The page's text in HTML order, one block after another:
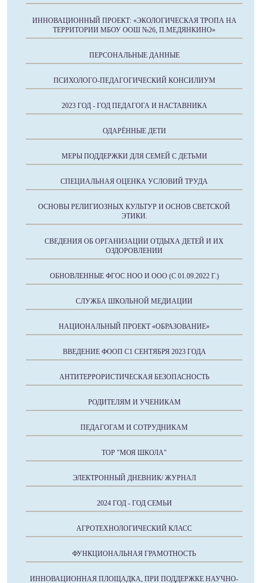
ИННОВАЦИОННЫЙ ПРОЕКТ: «ЭКОЛОГИЧЕСКАЯ ТРОПА НА
ТЕРРИТОРИИ МБОУ ООШ №26, П.МЕДЯНКИНО»
ПЕРСОНАЛЬНЫЕ ДАННЫЕ
ПСИХОЛОГО-ПЕДАГОГИЧЕСКИЙ КОНСИЛИУМ
2023 ГОД - ГОД ПЕДАГОГА И НАСТАВНИКА
ОДАРЁННЫЕ ДЕТИ
МЕРЫ ПОДДЕРЖКИ ДЛЯ СЕМЕЙ С ДЕТЬМИ
СПЕЦИАЛЬНАЯ ОЦЕНКА УСЛОВИЙ ТРУДА
ОСНОВЫ РЕЛИГИОЗНЫХ КУЛЬТУР И ОСНОВ СВЕТСКОЙ
ЭТИКИ.
СВЕДЕНИЯ ОБ ОРГАНИЗАЦИИ ОТДЫХА ДЕТЕЙ И ИХ
ОЗДОРОВЛЕНИИ
ОБНОВЛЕННЫЕ ФГОС НОО И ООО (С 01.09.2022 Г.)
СЛУЖБА ШКОЛЬНОЙ МЕДИАЦИИ
НАЦИОНАЛЬНЫЙ ПРОЕКТ «ОБРАЗОВАНИЕ»
ВВЕДЕНИЕ ФООП С1 СЕНТЯБРЯ 2023 ГОДА
АНТИТЕРРОРИСТИЧЕСКАЯ БЕЗОПАСНОСТЬ
РОДИТЕЛЯМ И УЧЕНИКАМ
ПЕДАГОГАМ И СОТРУДНИКАМ
ТОР "МОЯ ШКОЛА"
ЭЛЕКТРОННЫЙ ДНЕВНИК/ ЖУРНАЛ
2024 ГОД - ГОД СЕМЬИ
АГРОТЕХНОЛОГИЧЕСКИЙ КЛАСС
ФУНКЦИОНАЛЬНАЯ ГРАМОТНОСТЬ
ИННОВАЦИОННАЯ ПЛОЩАДКА, ПРИ ПОДДЕРЖКЕ НАУЧНО-